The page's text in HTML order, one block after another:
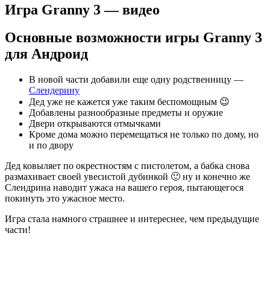
Игра Granny 3 — видео
Основные возможности игры Granny 3
для Андроид
В новой части добавили еще одну родственницу —
Слендерину
Дед уже не кажется уже таким беспомощным 😉
Добавлены разнообразные предметы и оружие
Двери открываются отмычками
Кроме дома можно перемещаться не только по дому, но
и по двору
Дед ковыляет по окрестностям с пистолетом, а бабка снова
размахивает своей увесистой дубинкой 🙂 ну и конечно же
Слендрина наводит ужаса на вашего героя, пытающегося
покинуть это ужасное место.
Игра стала намного страшнее и интереснее, чем предыдущие
части!